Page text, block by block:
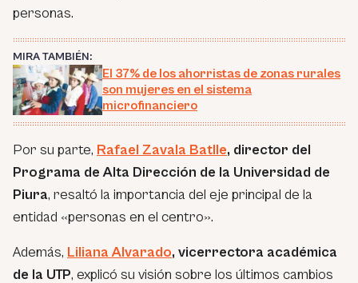
personas.
MIRA TAMBIÉN:
El 37% de los ahorristas de zonas rurales
son mujeres en el sistema
microfinanciero
Por su parte, Rafael Zavala Batlle, director del
Programa de Alta Dirección de la Universidad de
Piura, resaltó la importancia del eje principal de la
entidad «personas en el centro».
Además, Liliana Alvarado, vicerrectora académica
de la UTP, explicó su visión sobre los últimos cambios